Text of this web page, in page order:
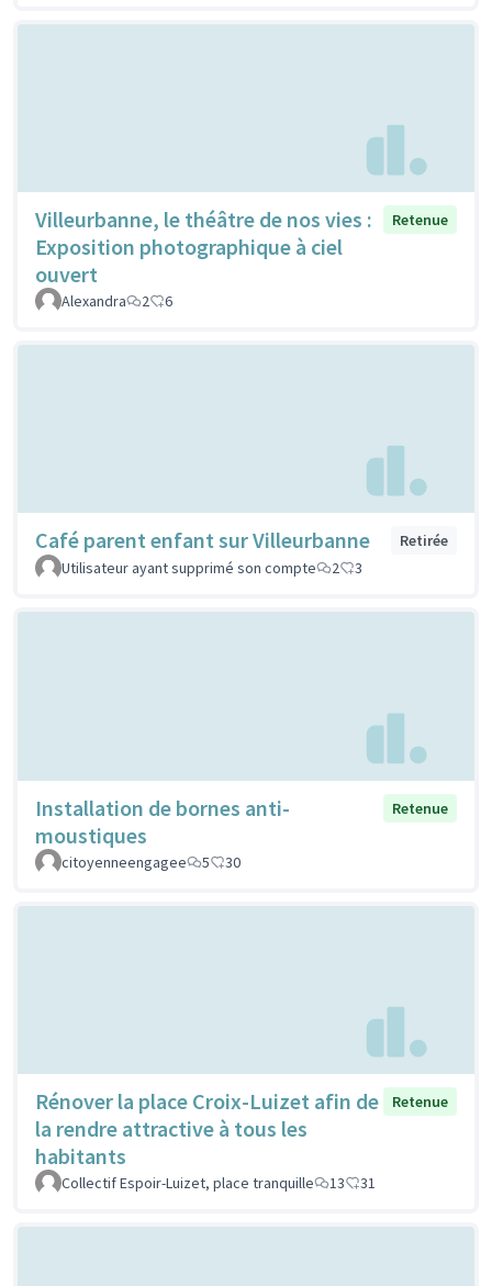
Villeurbanne, le théâtre de nos vies :
Exposition photographique à ciel
ouvert
Retenue
Alexandra 2 6
Café parent enfant sur Villeurbanne
Retirée
Utilisateur ayant supprimé son compte
2 3
Installation de bornes anti-
moustiques
Retenue
citoyenneengagee 5 30
Rénover la place Croix-Luizet afin de
la rendre attractive à tous les
habitants
Retenue
Collectif Espoir-Luizet, place tranquille 13 31